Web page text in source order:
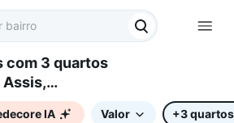
com 3 quartos
Assis,
IA Valor +3 quartos